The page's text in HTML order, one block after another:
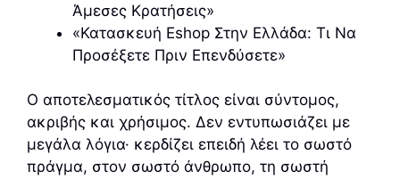
Άμεσες Κρατήσεις»
«Κατασκευή Eshop Στην Ελλάδα: Τι Να
Προσέξετε Πριν Επενδύσετε»
Ο αποτελεσματικός τίτλος είναι σύντομος,
ακριβής και χρήσιμος. Δεν εντυπωσιάζει με
μεγάλα λόγια· κερδίζει επειδή λέει το σωστό
πράγμα, στον σωστό άνθρωπο, τη σωστή